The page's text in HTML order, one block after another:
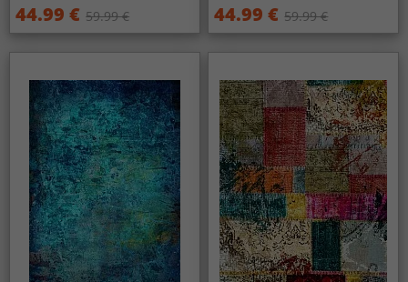
44.99 € 59.99 € 44.99 € 59.99 €